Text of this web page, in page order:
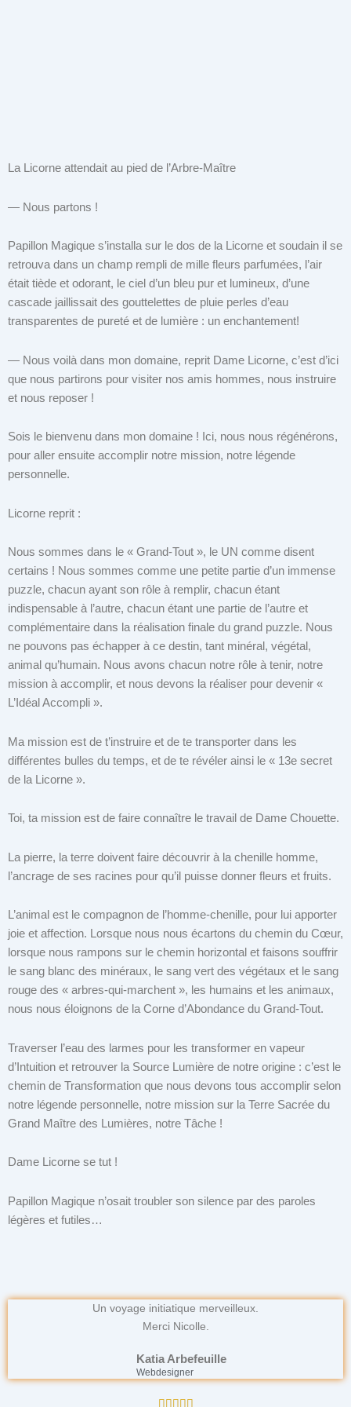
La Licorne attendait au pied de l’Arbre-Maître
— Nous partons !
Papillon Magique s’installa sur le dos de la Licorne et soudain il se
retrouva dans un champ rempli de mille fleurs parfumées, l’air
était tiède et odorant, le ciel d’un bleu pur et lumineux, d’une
cascade jaillissait des gouttelettes de pluie perles d’eau
transparentes de pureté et de lumière : un enchantement!
— Nous voilà dans mon domaine, reprit Dame Licorne, c’est d’ici
que nous partirons pour visiter nos amis hommes, nous instruire
et nous reposer !
Sois le bienvenu dans mon domaine ! Ici, nous nous régénérons,
pour aller ensuite accomplir notre mission, notre légende
personnelle.
Licorne reprit :
Nous sommes dans le « Grand-Tout », le UN comme disent
certains ! Nous sommes comme une petite partie d’un immense
puzzle, chacun ayant son rôle à remplir, chacun étant
indispensable à l’autre, chacun étant une partie de l’autre et
complémentaire dans la réalisation finale du grand puzzle. Nous
ne pouvons pas échapper à ce destin, tant minéral, végétal,
animal qu’humain. Nous avons chacun notre rôle à tenir, notre
mission à accomplir, et nous devons la réaliser pour devenir «
L’Idéal Accompli ».
Ma mission est de t’instruire et de te transporter dans les
différentes bulles du temps, et de te révéler ainsi le « 13e secret
de la Licorne ».
Toi, ta mission est de faire connaître le travail de Dame Chouette.
La pierre, la terre doivent faire découvrir à la chenille homme,
l’ancrage de ses racines pour qu’il puisse donner fleurs et fruits.
L’animal est le compagnon de l’homme-chenille, pour lui apporter
joie et affection. Lorsque nous nous écartons du chemin du Cœur,
lorsque nous rampons sur le chemin horizontal et faisons souffrir
le sang blanc des minéraux, le sang vert des végétaux et le sang
rouge des « arbres-qui-marchent », les humains et les animaux,
nous nous éloignons de la Corne d’Abondance du Grand-Tout.
Traverser l’eau des larmes pour les transformer en vapeur
d’Intuition et retrouver la Source Lumière de notre origine : c’est le
chemin de Transformation que nous devons tous accomplir selon
notre légende personnelle, notre mission sur la Terre Sacrée du
Grand Maître des Lumières, notre Tâche !
Dame Licorne se tut !
Papillon Magique n’osait troubler son silence par des paroles
légères et futiles…
Un voyage initiatique merveilleux.
Merci Nicolle.
Katia Arbefeuille
Webdesigner
    Noté